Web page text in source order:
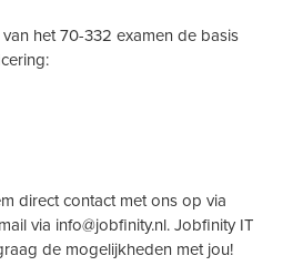
het 70-332 examen de basis
direct contact met ons op via
via info@jobfinity.nl. Jobfinity IT
de mogelijkheden met jou!